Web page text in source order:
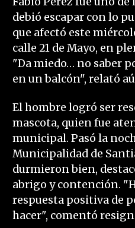
debió escapar con lo
que afectó este
calle 21 de Mayo, en
"Da miedo… no saber
en un balcón", relató
El hombre logró ser
mascota, quien fue
municipal. Pasó la
Municipalidad de
durmieron bien,
abrigo y contención.
respuesta positiva de
hacer", comentó